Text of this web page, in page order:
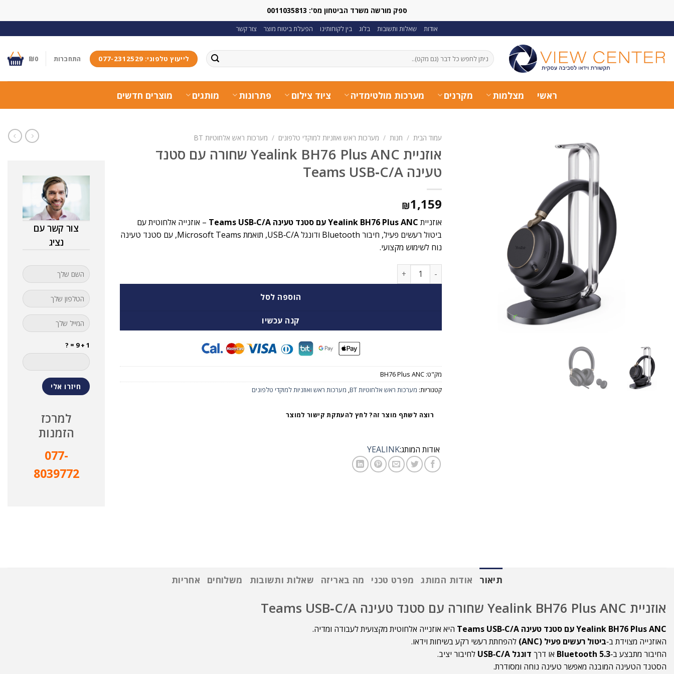
ספק מורשה משרד הביטחון מס': 0011035813
אודות שאלות ותשובות בלוג בין לקוחותינו הפעלת ביטוח מוצר צור קשר
חיפוש
עבור:
לייעוץ טלפוני: 077-2312529 התחברות ₪0
ראשי מצלמות מקרנים מערכות מולטימדיה ציוד צילום פתרונות מותגים מוצרים חדשים
עמוד הבית / חנות / מערכות ראש ואוזניות למוקדי טלפונים / מערכות ראש אלחוטיות BT
אוזניית Yealink BH76 Plus ANC שחורה עם סטנד
טעינה Teams USB‑C/A
₪1,159
אוזניית Yealink BH76 Plus ANC עם סטנד טעינה Teams USB‑C/A
– אוזנייה אלחוטית עם
ביטול רעשים פעיל, חיבור Bluetooth ודונגל USB‑C/A, תואמת Microsoft Teams, עם סטנד טעינה
נוח לשימוש מקצועי.
כמות של אוזניית Yealink BH76 Plus ANC שחורה עם סטנד טעינה Teams USB‑C/A
הוספה לסל
קנה עכשיו
מק"ט: BH76 Plus ANC
קטגוריות: מערכות ראש אלחוטיות BT , מערכות ראש ואוזניות למוקדי טלפונים
רוצה לשתף מוצר זה? לחץ להעתקת קישור למוצר
אודות המותג:YEALINK
צור קשר עם
נציג
1 + 9 = ?
למרכז
הזמנות
077-
8039772
תיאור אודות המותג מפרט טכני מה באריזה שאלות ותשובות משלוחים אחריות
אוזניית Yealink BH76 Plus ANC שחורה עם סטנד טעינה Teams USB‑C/A
Yealink BH76 Plus ANC עם סטנד טעינה Teams USB‑C/A
היא אוזנייה אלחוטית מקצועית לעבודה ומדיה.
האוזנייה מצוידת ב‑ביטול רעשים פעיל (ANC)
להפחתת רעשי רקע בשיחות וידאו.
החיבור מתבצע ב‑Bluetooth 5.3 או דרך דונגל USB‑C/A
לחיבור יציב.
הסטנד הטעינה המובנה מאפשר טעינה נוחה ומסודרת.